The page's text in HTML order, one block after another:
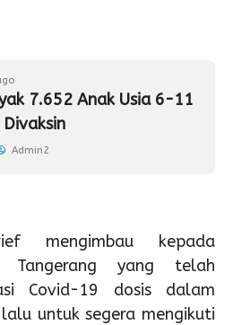
7.652 Anak Usia 6-11
Admin2
mengimbau kepada
Tangerang yang telah
Covid-19 dosis dalam
untuk segera mengikuti